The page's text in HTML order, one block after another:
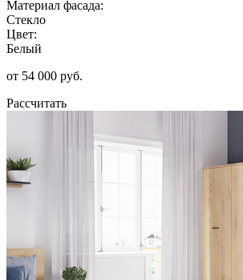
Материал фасада:
Стекло
Цвет:
Белый
от 54 000 руб.
Рассчитать